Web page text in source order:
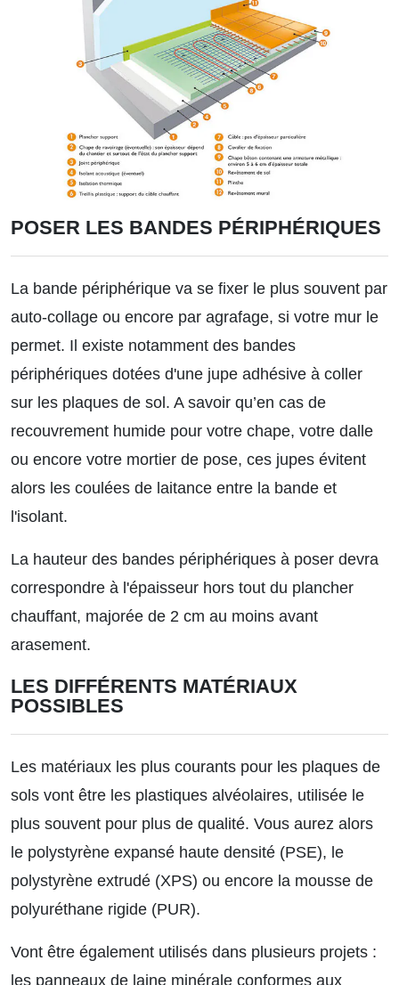
POSER LES BANDES PÉRIPHÉRIQUES
La bande périphérique va se fixer le plus souvent par
auto-collage ou encore par agrafage, si votre mur le
permet. Il existe notamment des bandes
périphériques dotées d'une jupe adhésive à coller
sur les plaques de sol. A savoir qu’en cas de
recouvrement humide pour votre chape, votre dalle
ou encore votre mortier de pose, ces jupes évitent
alors les coulées de laitance entre la bande et
l'isolant.
La hauteur des bandes périphériques à poser devra
correspondre à l'épaisseur hors tout du plancher
chauffant, majorée de 2 cm au moins avant
arasement.
LES DIFFÉRENTS MATÉRIAUX
POSSIBLES
Les matériaux les plus courants pour les plaques de
sols vont être les plastiques alvéolaires, utilisée le
plus souvent pour plus de qualité. Vous aurez alors
le polystyrène expansé haute densité (PSE), le
polystyrène extrudé (XPS) ou encore la mousse de
polyuréthane rigide (PUR).
Vont être également utilisés dans plusieurs projets :
les panneaux de laine minérale conformes aux